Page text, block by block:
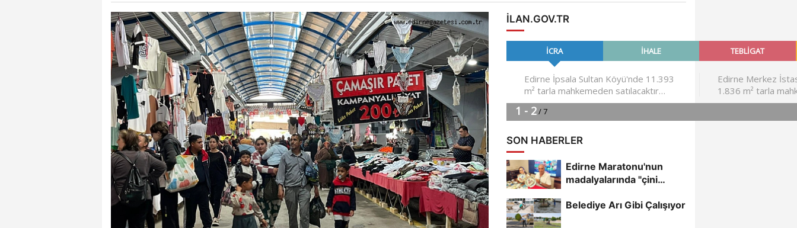
ILAN.GOV.TR
SON HABERLER
Edirne Maratonu'nun
madalyalarında "çini
Belediye Arı Gibi Çalışıyor